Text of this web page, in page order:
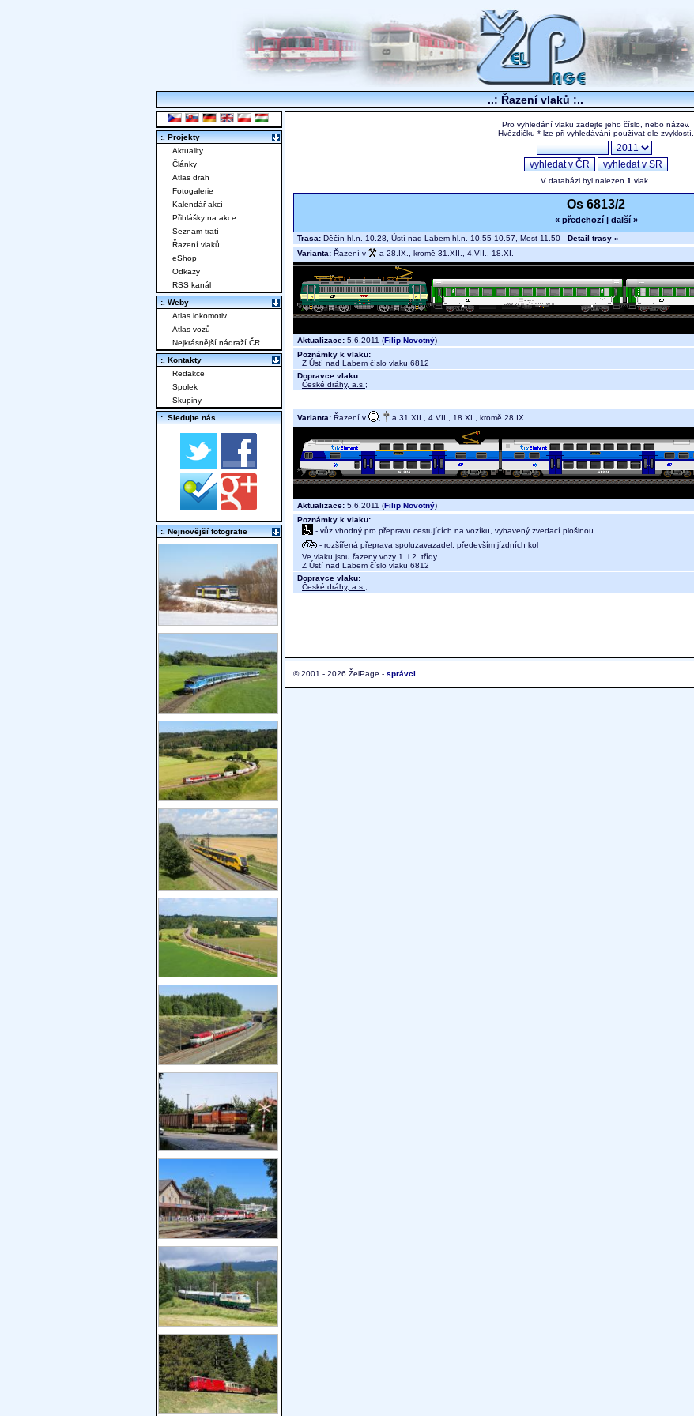
..: Řazení vlaků :..
Pro vyhledání vlaku zadejte jeho číslo, nebo název.
Hvězdičku * lze při vyhledávání používat dle zvyklostí.
V databázi byl nalezen 1 vlak.
Os 6813/2
« předchozí| další »
Trasa: Děčín hl.n. 10.28, Ústí nad Labem hl.n. 10.55-10.57, Most 11.50 Detail trasy »
Varianta: Řazení v a 28.IX., kromě 31.XII., 4.VII., 18.XI.
Aktualizace: 5.6.2011 (Filip Novotný)
Poznámky k vlaku:
Z Ústí nad Labem číslo vlaku 6812
Dopravce vlaku:
České dráhy, a.s. ;
Varianta: Řazení v a 31.XII., 4.VII., 18.XI., kromě 28.IX.
Aktualizace: 5.6.2011 (Filip Novotný)
Poznámky k vlaku:
- vůz vhodný pro přepravu cestujících na vozíku, vybavený zvedací plošinou
- rozšířená přeprava spoluzavazadel, především jízdních kol
Ve vlaku jsou řazeny vozy 1. i 2. třídy
Z Ústí nad Labem číslo vlaku 6812
Dopravce vlaku:
České dráhy, a.s. ;
© 2001 - 2026 ŽelPage - správci
:. Projekty
Aktuality
Články
Atlas drah
Fotogalerie
Kalendář akcí
Přihlášky na akce
Seznam tratí
Řazení vlaků
eShop
Odkazy
RSS kanál
:. Weby
Atlas lokomotiv
Atlas vozů
Nejkrásnější nádraží ČR
:. Kontakty
Redakce
Spolek
Skupiny
:. Sledujte nás
:. Nejnovější fotografie